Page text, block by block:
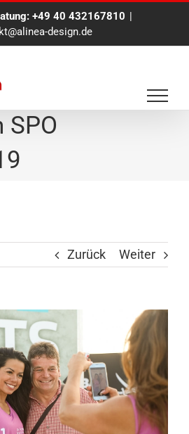
+49 40 432167810 |
design.de
Hamburg
SPO
Zurück Weiter